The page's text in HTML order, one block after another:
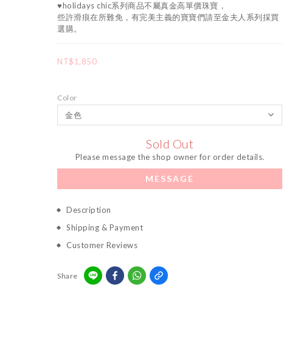
♥holidays chic系列商品不屬真金高單價珠寶，
些許滑痕在所難免，有完美主義的寶寶們請至金夫人系列採買
選購。
NT$1,850
Color
Sold Out
Please message the shop owner for order details.
MESSAGE
Description
Shipping & Payment
Customer Reviews
Share